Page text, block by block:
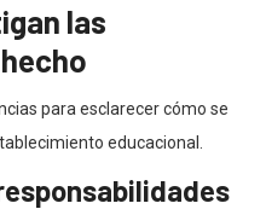
las
para esclarecer cómo se
educacional.